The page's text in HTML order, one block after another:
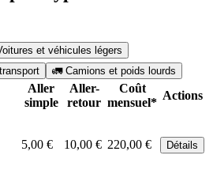
Voitures et véhicules légers
🚛 Camions et poids lourds
Aller
simple
Aller-
retour
Coût
mensuel*
Actions
5,00 € 10,00 € 220,00 € Détails